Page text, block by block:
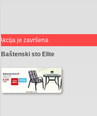
je završena
Baštenski sto Elite